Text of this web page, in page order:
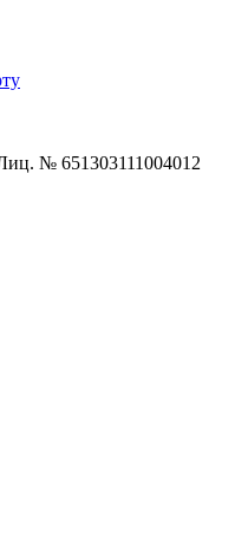
№ 651303111004012